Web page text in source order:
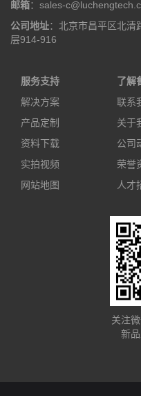
邮箱：sales-
公司地址：北京市昌平区北清
层914-916
服务支持
解决方案
产品定制
资料下载
实拍视频
网站地图
了解
联系
关于
公司
荣誉
人才
关注
新